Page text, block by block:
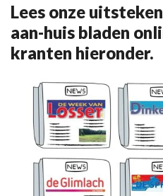
Lees onze
aan-huis bladen
kranten hieronder.